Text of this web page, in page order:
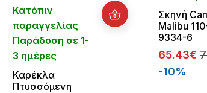
Κατόπιν
παραγγελίας
Παράδοση σε 1-
3 ημέρες
Καρέκλα
Πτυσσόμενη
Σκηνή
Malibu
9334-6
65.43€
-10%